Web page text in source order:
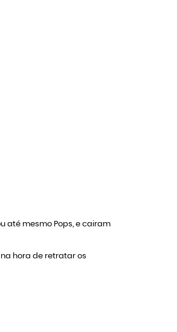
até mesmo Pops, e cairam
hora de retratar os